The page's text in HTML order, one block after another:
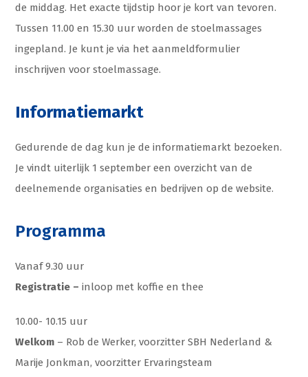
de middag. Het exacte tijdstip hoor je kort van tevoren.
Tussen 11.00 en 15.30 uur worden de stoelmassages
ingepland. Je kunt je via het aanmeldformulier
inschrijven voor stoelmassage.
Informatiemarkt
Gedurende de dag kun je de informatiemarkt bezoeken.
Je vindt uiterlijk 1 september een overzicht van de
deelnemende organisaties en bedrijven op de website.
Programma
Vanaf 9.30 uur
Registratie – inloop met koffie en thee
10.00- 10.15 uur
Welkom – Rob de Werker, voorzitter SBH Nederland &
Marije Jonkman, voorzitter Ervaringsteam